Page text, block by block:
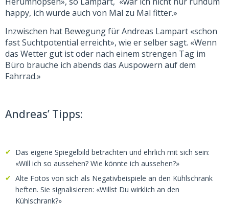
happy, ich wurde auch von Mal zu Mal fitter.»
Inzwischen hat Bewegung für Andreas Lampart «schon
fast Suchtpotential erreicht», wie er selber sagt. «Wenn
das Wetter gut ist oder nach einem strengen Tag im
Büro brauche ich abends das Auspowern auf dem
Fahrrad.»
Andreas’ Tipps:
Das eigene Spiegelbild betrachten und ehrlich mit sich sein:
«Will ich so aussehen? Wie könnte ich aussehen?»
Alte Fotos von sich als Negativbeispiele an den Kühlschrank
heften. Sie signalisieren: «Willst Du wirklich an den
Kühlschrank?»